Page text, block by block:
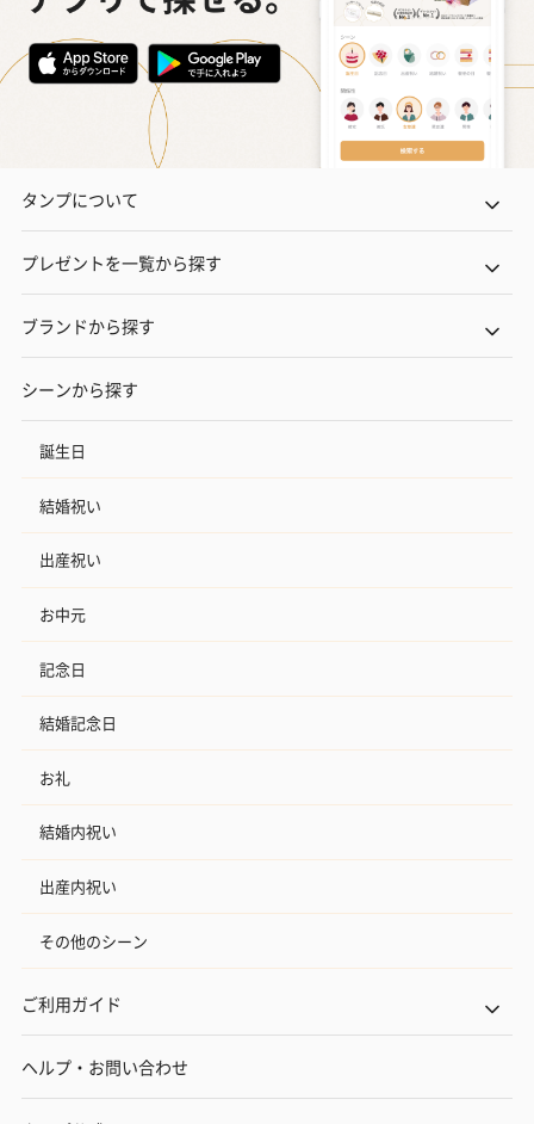
タンプについて
プレゼントを一覧から探す
ブランドから探す
シーンから探す
誕生日
結婚祝い
出産祝い
お中元
記念日
結婚記念日
お礼
結婚内祝い
出産内祝い
その他のシーン
ご利用ガイド
ヘルプ・お問い合わせ